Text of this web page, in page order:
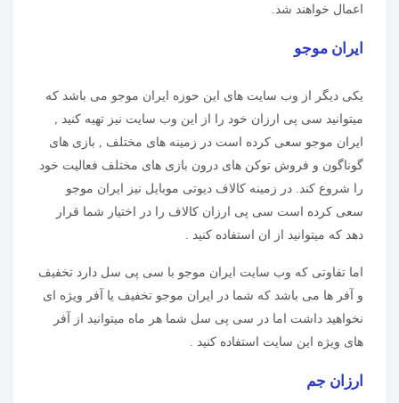
اعمال خواهند شد.
ایران موجو
یکی دیگر از وب سایت های این حوزه ایران موجو می باشد که
میتوانید سی پی ارزان خود را از این وب سایت نیز تهیه کنید ,
ایران موجو سعی کرده است در زمینه های مختلف , بازی های
گوناگون و فروش توکن های درون بازی های مختلف فعالیت خود
را شروع کند. در زمینه کالاف دیوتی موبایل نیز ایران موجو
سعی کرده است سی پی ارزان کالاف را در اختیار شما قرار
دهد که میتوانید از ان استفاده کنید .
اما تفاوتی که وب سایت ایران موجو با سی پی سل دارد تخفیف
و آفر ها می باشد که شما در ایران موجو تخفیف یا آفر ویژه ای
نخواهید داشت اما در سی پی سل شما هر ماه میتوانید از آفر
های ویژه این سایت استفاده کنید .
ارزان جم